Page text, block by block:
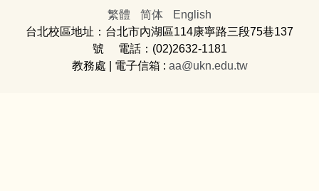
繁體 简体
English
台北校區地址：台北市內湖區114康寧路三段75巷137
號 電話：(02)2632-1181
教務處 | 電子信箱 : aa@ukn.edu.tw